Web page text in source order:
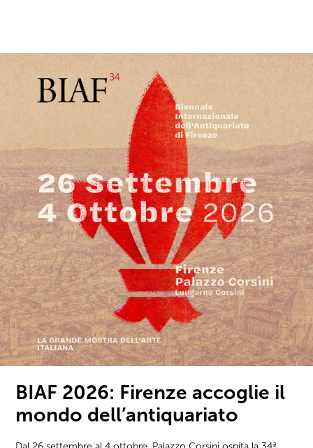
BIAF 2026: Firenze accoglie il
mondo dell’antiquariato